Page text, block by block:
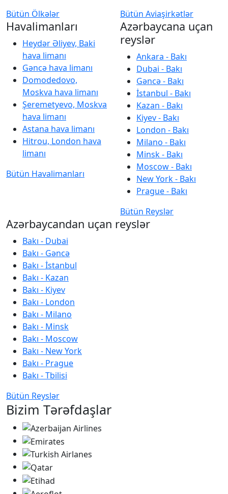
Bütün Ölkələr
Bütün Aviaşirkətlər
Havalimanları
Heydər Əliyev, Baki
hava limanı
Gəncə hava limanı
Domodedovo,
Moskva hava limanı
Şeremetyevo, Moskva
hava limanı
Astana hava limanı
Hitrou, London hava
limanı
Bütün Havalimanları
Azərbaycana uçan
reyslər
Ankara - Bakı
Dubai - Bakı
Gəncə - Bakı
İstanbul - Bakı
Kazan - Bakı
Kiyev - Bakı
London - Bakı
Milano - Bakı
Minsk - Bakı
Moscow - Bakı
New York - Bakı
Prague - Bakı
Bütün Reyslər
Azərbaycandan uçan reyslər
Bakı - Dubai
Bakı - Gəncə
Bakı - İstanbul
Bakı - Kazan
Bakı - Kiyev
Bakı - London
Bakı - Milano
Bakı - Minsk
Bakı - Moscow
Bakı - New York
Bakı - Prague
Bakı - Tbilisi
Bütün Reyslər
Bizim Tərəfdaşlar